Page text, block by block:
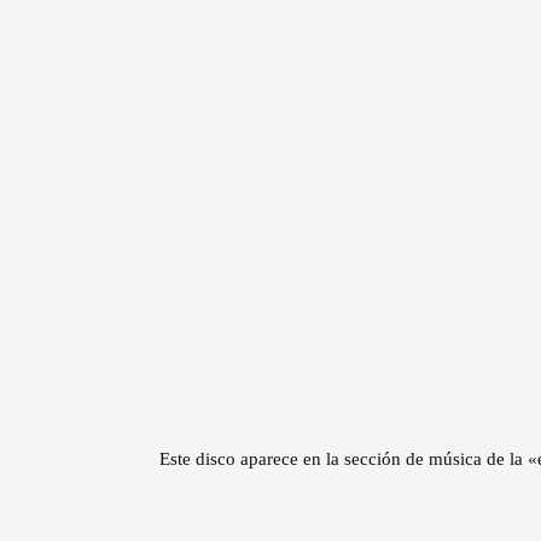
Este disco aparece en la sección de música de la